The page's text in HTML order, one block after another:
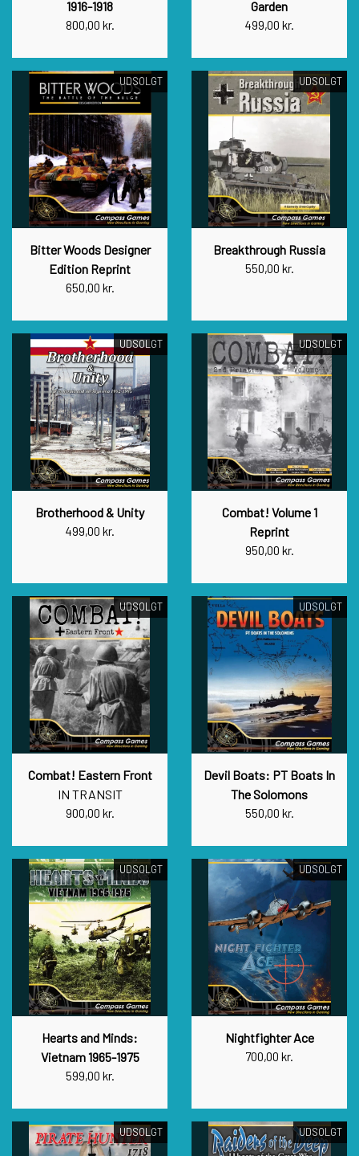
1916-1918
800,00 kr.
Garden
499,00 kr.
UDSOLGT
Bitter Woods Designer
Edition Reprint
650,00 kr.
UDSOLGT
Breakthrough Russia
550,00 kr.
UDSOLGT
Brotherhood & Unity
499,00 kr.
UDSOLGT
Combat! Volume 1
Reprint
950,00 kr.
UDSOLGT
Combat! Eastern Front
IN TRANSIT
900,00 kr.
UDSOLGT
Devil Boats: PT Boats In
The Solomons
550,00 kr.
UDSOLGT
Hearts and Minds:
Vietnam 1965-1975
599,00 kr.
UDSOLGT
Nightfighter Ace
700,00 kr.
UDSOLGT UDSOLGT